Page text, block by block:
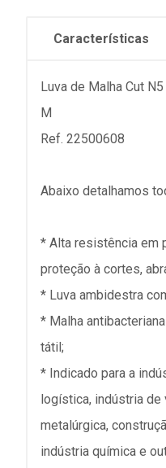
Características
Luva de Malha Cut
M
Ref. 22500608
Abaixo detalhamos
* Alta resistência em
proteção à cortes,
* Luva ambidestra
* Malha
tátil;
* Indicado para a
logística, indústria de
metalúrgica,
indústria química e